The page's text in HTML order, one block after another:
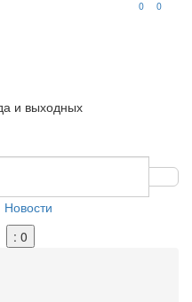
0 0
и выходных
Новости
: 0